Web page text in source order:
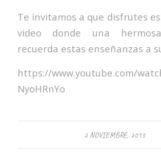
Te invitamos a que disfrutes
video donde una
recuerda estas enseñanzas a
https://www.youtube.com/
NyoHRnYo
2 NOVIEMBRE, 2013